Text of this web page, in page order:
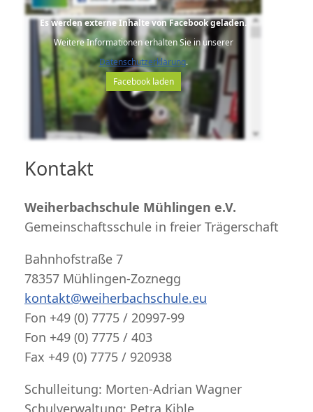
Es werden externe Inhalte von Facebook geladen.
Weitere Informationen erhalten Sie in unserer
Datenschutzerklärung.
Facebook laden
Kontakt
Weiherbachschule Mühlingen e.V.
Gemeinschaftsschule in freier Trägerschaft
Bahnhofstraße 7
78357 Mühlingen-Zoznegg
kontakt@weiherbachschule.eu
Fon +49 (0) 7775 / 20997-99
Fon +49 (0) 7775 / 403
Fax +49 (0) 7775 / 920938
Schulleitung: Morten-Adrian Wagner
Schulverwaltung: Petra Kible